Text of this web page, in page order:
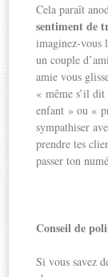
Cela paraît
sentiment de
imaginez-vous
un couple
amie vous
« même s’il
enfant » ou «
sympathiser
prendre tes
passer ton
Conseil de
Si vous savez